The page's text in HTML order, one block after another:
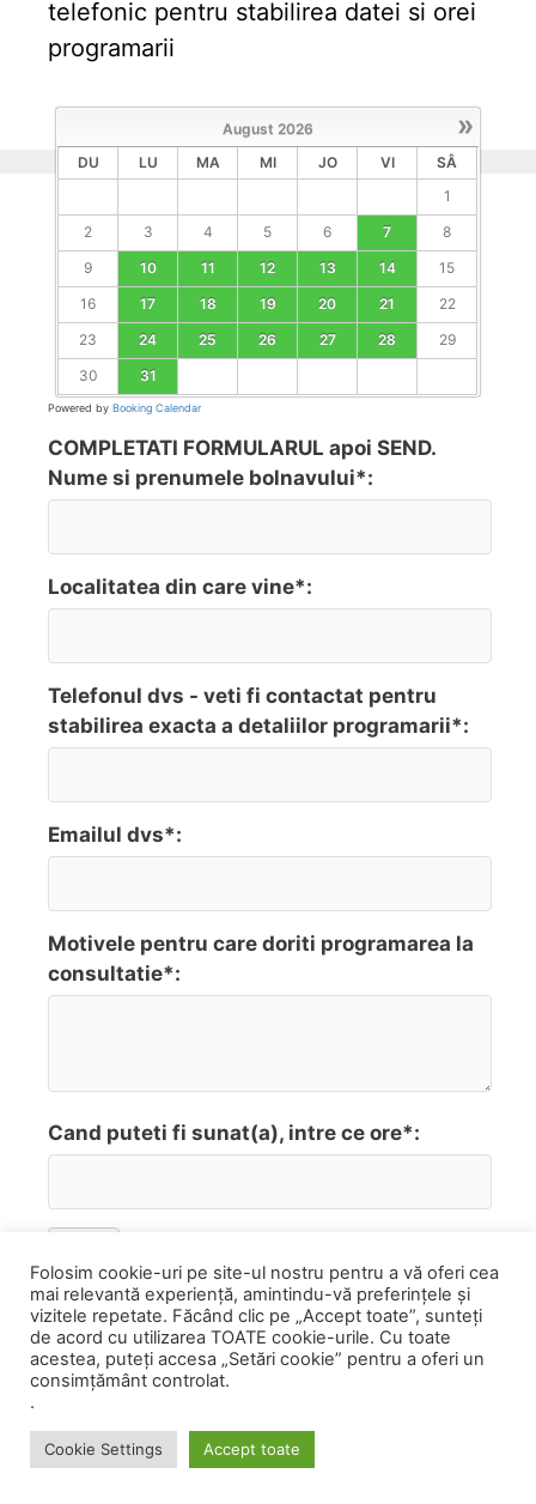
telefonic pentru stabilirea datei si orei
programarii
»
August 2026
DU
LU MA MI JO VI
SÂ
1
2
3 4 5 6 7
8
9
10 11 12 13 14
15
16
17 18 19 20 21
22
23
24 25 26 27 28
29
30
31
Powered by Booking Calendar
COMPLETATI FORMULARUL apoi SEND.
Nume si prenumele bolnavului*:
Localitatea din care vine*:
Telefonul dvs - veti fi contactat pentru
stabilirea exacta a detaliilor programarii*:
Emailul dvs*:
Motivele pentru care doriti programarea la
consultatie*:
Cand puteti fi sunat(a), intre ce ore*:
Veti fi contactat de pe numarul 0758 751 841
pentru stabilirea detaliilor programarii
Articole zilnice pe facebook, twitter
Follow
Folosim cookie-uri pe site-ul nostru pentru a vă oferi cea
mai relevantă experiență, amintindu-vă preferințele și
vizitele repetate. Făcând clic pe „Accept toate”, sunteți
de acord cu utilizarea TOATE cookie-urile. Cu toate
acestea, puteți accesa „Setări cookie” pentru a oferi un
consimțământ controlat.
.
Cookie Settings Accept toate
PROGRAMARI